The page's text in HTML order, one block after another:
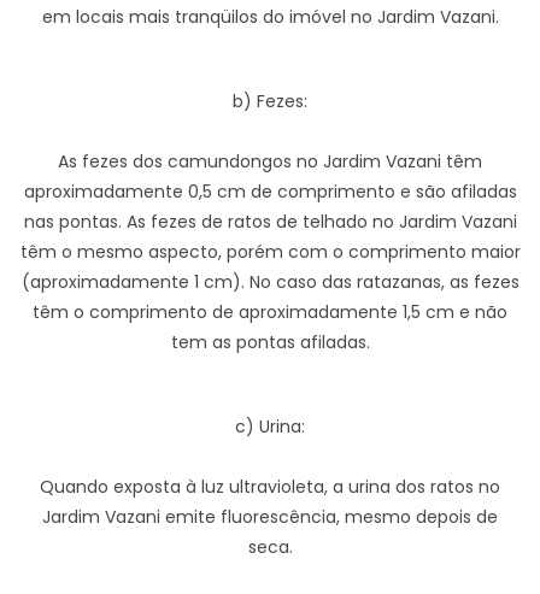
em locais mais tranqüilos do imóvel no Jardim Vazani.
b) Fezes:
As fezes dos camundongos no Jardim Vazani têm
aproximadamente 0,5 cm de comprimento e são afiladas
nas pontas. As fezes de ratos de telhado no Jardim Vazani
têm o mesmo aspecto, porém com o comprimento maior
(aproximadamente 1 cm). No caso das ratazanas, as fezes
têm o comprimento de aproximadamente 1,5 cm e não
tem as pontas afiladas.
c) Urina:
Quando exposta à luz ultravioleta, a urina dos ratos no
Jardim Vazani emite fluorescência, mesmo depois de
seca.